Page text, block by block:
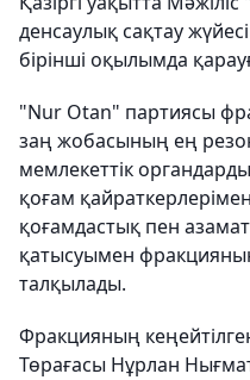
денсаулық сақтау
бірінші оқылымда
"Nur Otan" партиясы
заң жобасының ең
мемлекеттік
қоғам
қоғамдастық пен
қатысуымен
талқылады.
Фракцияның
Төрағасы Нұрлан